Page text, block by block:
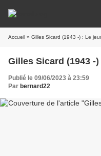
Accueil » Gilles Sicard (1943 -) : Le
Gilles Sicard (1943 -
Publié le 09/06/2023 à 23:59
Par bernard22